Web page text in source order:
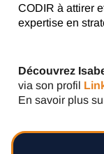
CODIR à attirer
expertise en
Découvrez
via son profil
En savoir plus